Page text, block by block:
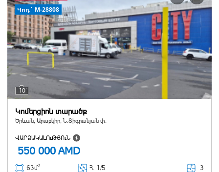
10
Կոդ` M-28808
Կոմերցիոն տարածք
Երևան, Արաբկիր, Ն.Տիգրանյան փ.
ՎԱՐՁԱԿԱԼՈւԹՅՈւՆ
550 000 AMD
63մ2 Հ. 1/5 3